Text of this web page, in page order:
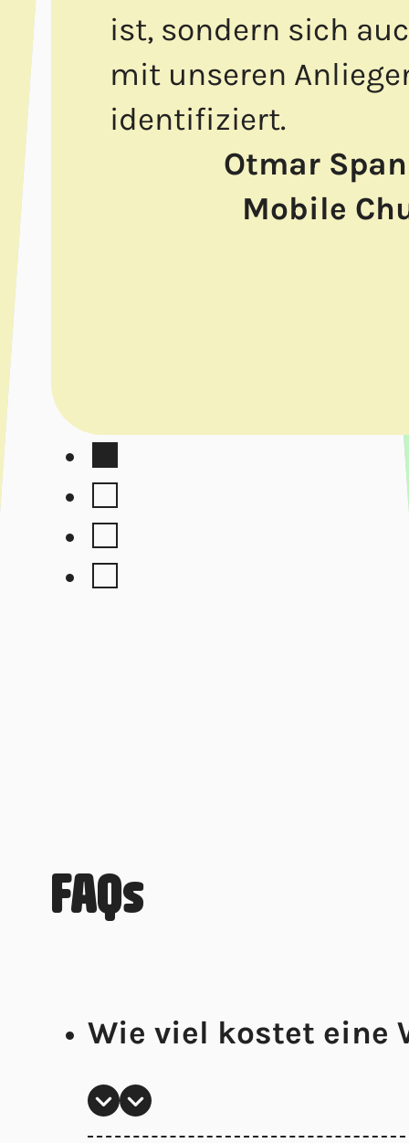
ist, sondern sich
mit unseren
identifiziert.
Otmar
Mobile
FAQs
Wie viel kostet eine